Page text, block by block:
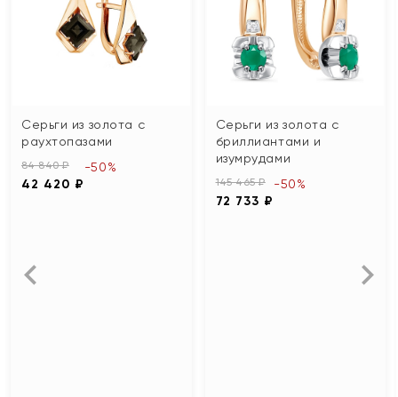
Серьги из золота с
раухтопазами
84 840 ₽
42 420 ₽
-50%
Серьги из золота с
бриллиантами и
изумрудами
145 465 ₽
72 733 ₽
-50%